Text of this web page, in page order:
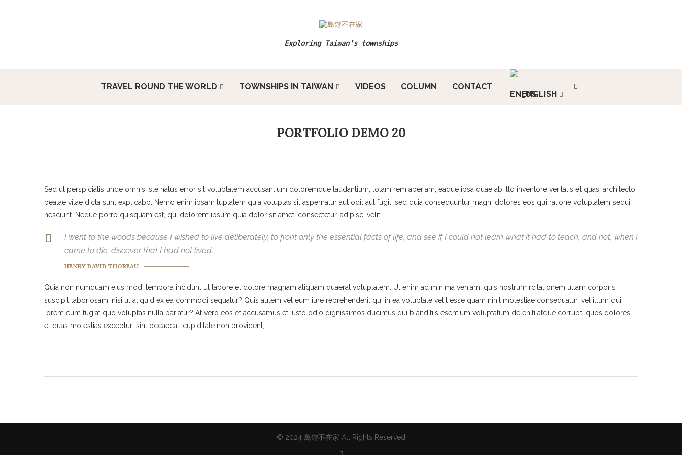
Exploring Taiwan's townships
TRAVEL ROUND THE WORLD TOWNSHIPS IN TAIWAN VIDEOS COLUMN CONTACT
ENGLISH
PORTFOLIO DEMO 20
Sed ut perspiciatis unde omnis iste natus error sit voluptatem accusantium doloremque laudantium, totam rem aperiam, eaque ipsa quae ab illo inventore veritatis et quasi architecto
beatae vitae dicta sunt explicabo. Nemo enim ipsam luptatem quia voluptas sit aspernatur aut odit aut fugit, sed quia consequuntur magni dolores eos qui ratione voluptatem sequi
nesciunt. Neque porro quisquam est, qui dolorem ipsum quia dolor sit amet, consectetur, adipisci velit.
I went to the woods because I wished to live deliberately, to front only the essential facts of life, and see if I could not learn what it had to teach, and not, when I
came to die, discover that I had not lived.
HENRY DAVID THOREAU
Quia non numquam eius modi tempora incidunt ut labore et dolore magnam aliquam quaerat voluptatem. Ut enim ad minima veniam, quis nostrum rcitationem ullam corporis
suscipit laboriosam, nisi ut aliquid ex ea commodi sequatur? Quis autem vel eum iure reprehenderit qui in ea voluptate velit esse quam nihil molestiae consequatur, vel illum qui
lorem eum fugiat quo voluptas nulla pariatur? At vero eos et accusamus et iusto odio dignissimos ducimus qui blanditiis esentium voluptatum deleniti atque corrupti quos dolores
et quas molestias excepturi sint occaecati cupiditate non provident,
© 2024 島遊不在家 All Rights Reserved